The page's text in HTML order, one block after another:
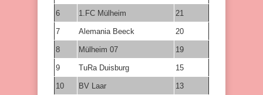
6 1.FC Mülheim 21
7 Alemania Beeck 20
8 Mülheim 07 19
9 TuRa Duisburg 15
10 BV Laar 13